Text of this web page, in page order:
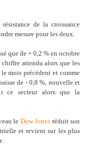
de la croissance
mesure pour les deux.
que de + 0,2 % en octobre
attendu alors que les
mois précédent et comme
de - 0,8 %, nouvelle et
ce secteur alors que la
le Dow Jones réduit son
et revient sur les plus